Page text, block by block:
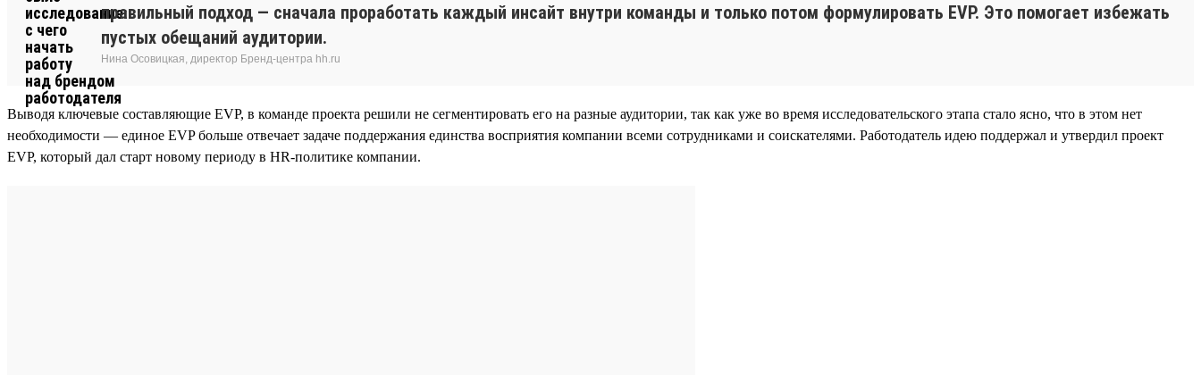
правильный подход — сначала проработать каждый инсайт внутри команды и только потом формулировать EVP. Это помогает избежать
пустых обещаний аудитории.
Нина Осовицкая, директор Бренд-центра hh.ru
Выводя ключевые составляющие EVP, в команде проекта решили не сегментировать его на разные аудитории, так как уже во время исследовательского этапа стало ясно, что в этом нет
необходимости — единое EVP больше отвечает задаче поддержания единства восприятия компании всеми сотрудниками и соискателями. Работодатель идею поддержал и утвердил проект
EVP, который дал старт новому периоду в HR-политике компании.